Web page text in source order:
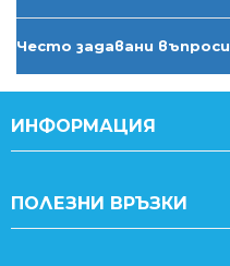
Често задавани въпроси
ИНФОРМАЦИЯ
ПОЛЕЗНИ ВРЪЗКИ